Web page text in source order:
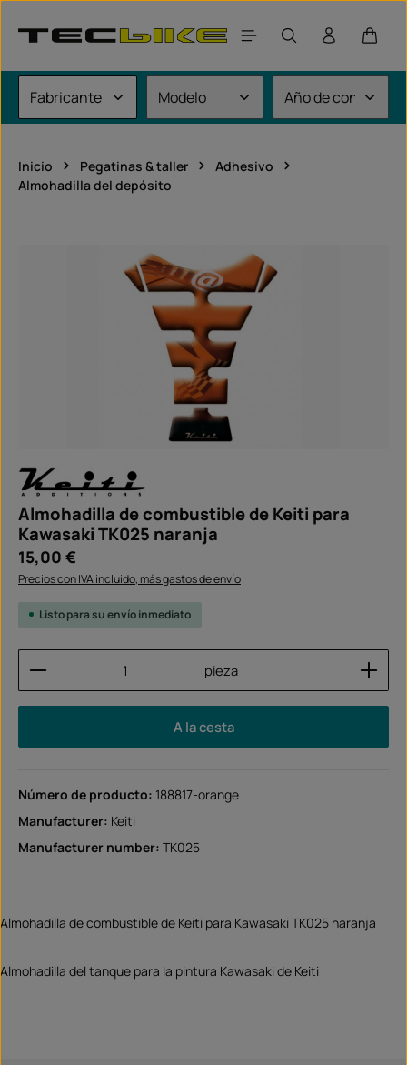
El
Inicio Pegatinas & taller
Adhesivo
Almohadilla del depósito
Omitir galería de imágenes
Almohadilla de combustible de Keiti para
Kawasaki TK025 naranja
Precio normal:
15,00 €
Precios con IVA incluido, más gastos de envío
Listo para su envío inmediato
Cantidad del producto: introduce la cantidad
pieza
A la cesta
Número de producto: 188817-orange
Manufacturer: Keiti
Manufacturer number: TK025
Almohadilla de combustible de Keiti para Kawasaki TK025 naranja
Almohadilla del tanque para la pintura Kawasaki de Keiti